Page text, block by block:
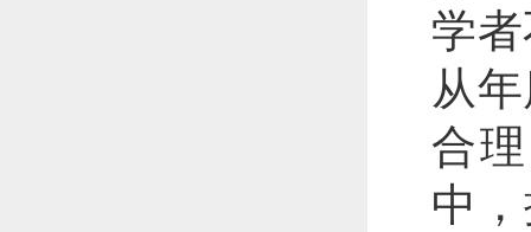
学
从
合
中